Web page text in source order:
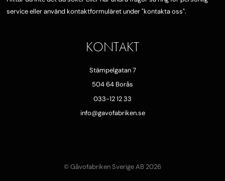
service eller använd kontaktformuläret under "kontakta oss".
KONTAKT
Stämpelgatan 7
504 64 Borås
033-12 12 33
info@gavofabriken.se
© Gåvofabriken Sverige AB 2026